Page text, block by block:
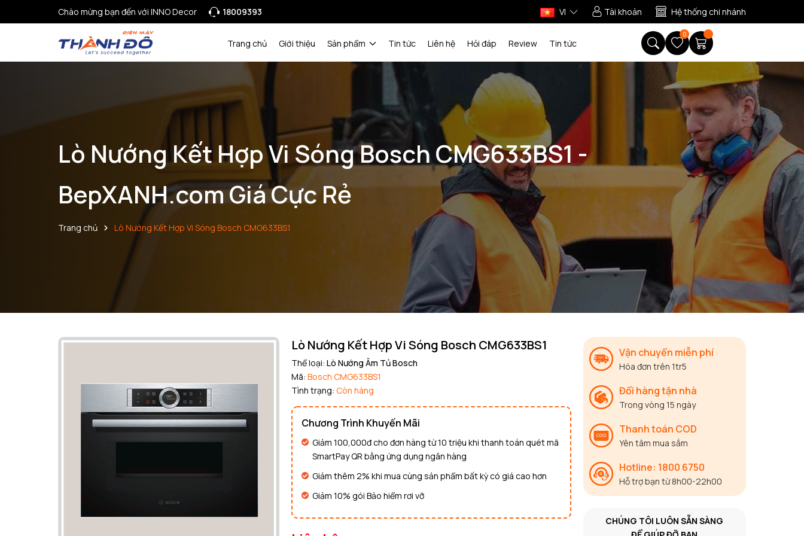
Chào mừng bạn đến với INNO Decor 18009393 VI Tài khoản Hệ thống chi nhánh
Trang chủ Giới thiệu Sản phẩm Tin tức Liên hệ Hỏi đáp Review Tin tức
0
Lò Nướng Kết Hợp Vi Sóng Bosch CMG633BS1 -
BepXANH.com Giá Cực Rẻ
Trang chủ Lò Nướng Kết Hợp Vi Sóng Bosch CMG633BS1
Lò Nướng Kết Hợp Vi Sóng Bosch CMG633BS1
Thể loại: Lò Nướng Âm Tủ Bosch
Mã: Bosch CMG633BS1
Tình trạng: Còn hàng
Chương Trình Khuyến Mãi
Giảm 100,000đ cho đơn hàng từ 10 triệu khi thanh toán quét mã
SmartPay QR bằng ứng dụng ngân hàng
Giảm thêm 2% khi mua cùng sản phẩm bất kỳ có giá cao hơn
Giảm 10% gói Bảo hiểm rơi vỡ
Vận chuyển miễn phí
Hóa đơn trên 1tr5
Đổi hàng tận nhà
Trong vòng 15 ngày
Thanh toán COD
Yên tâm mua sắm
Hotline: 1800 6750
Hỗ trợ bạn từ 8h00-22h00
CHÚNG TÔI LUÔN SẴN SÀNG
Copy mã và nhập mã ở trangTHANH TOÁN